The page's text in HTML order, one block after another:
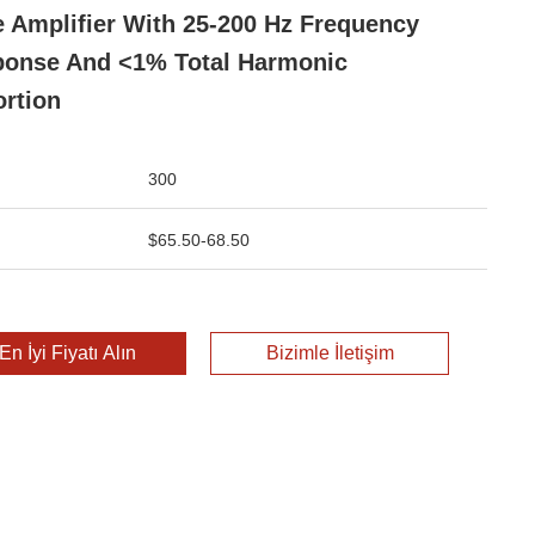
Amplifier With 25-200 Hz Frequency
And <1% Total Harmonic
300
$65.50-68.50
İyi Fiyatı Alın Bizimle İletişim